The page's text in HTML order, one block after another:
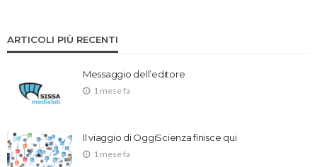
ARTICOLI PIÙ RECENTI
Messaggio dell’editore
1 mese fa
Il viaggio di OggiScienza finisce qui
1 mese fa